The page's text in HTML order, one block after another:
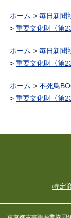
ホーム
毎日新聞
重要文化財〈第
ホーム
毎日新聞
重要文化財〈第
ホーム
不死鳥
重要文化財〈第
特定